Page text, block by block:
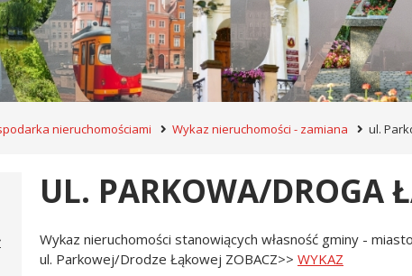
nieruchomościami Wykaz nieruchomości - zamiana ul.
UL. PARKOWA/DROGA
Wykaz nieruchomości stanowiących własność gminy -
ul. Parkowej/Drodze Łąkowej ZOBACZ>> WYKAZ